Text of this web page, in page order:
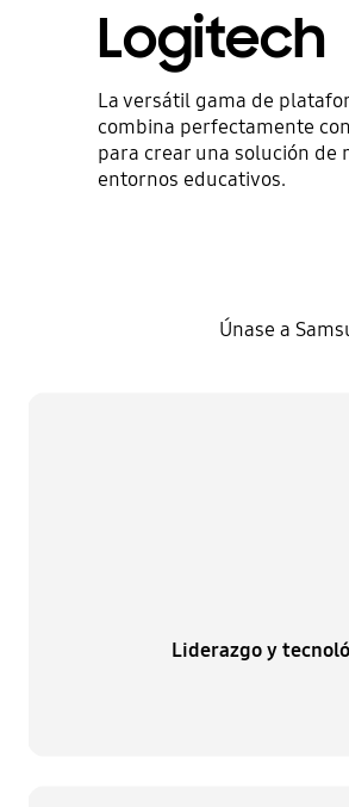
Logitech
La versátil gama de
combina perfectamente
para crear una solución
entornos educativos.
Únase a
Liderazgo y